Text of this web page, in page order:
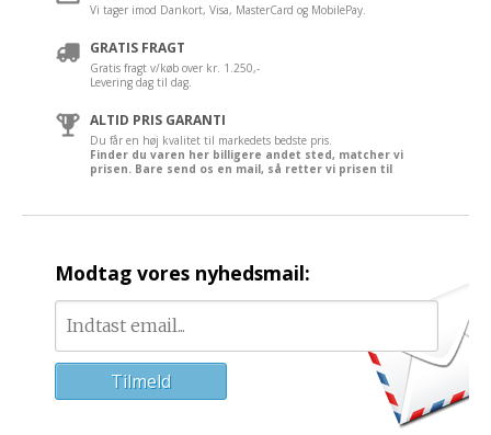
Vi tager imod Dankort, Visa, MasterCard og MobilePay.
GRATIS FRAGT
Gratis fragt v/køb over kr. 1.250,-
Levering dag til dag.
ALTID PRIS GARANTI
Du får en høj kvalitet til markedets bedste pris.
Finder du varen her billigere andet sted, matcher vi
prisen. Bare send os en mail, så retter vi prisen til
Modtag vores nyhedsmail: